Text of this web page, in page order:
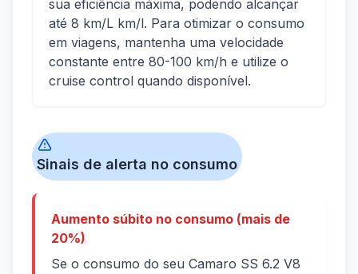
sua eficiência máxima, podendo alcançar
até 8 km/L km/l. Para otimizar o consumo
em viagens, mantenha uma velocidade
constante entre 80-100 km/h e utilize o
cruise control quando disponível.
Sinais de alerta no consumo
Aumento súbito no consumo (mais de
20%)
Se o consumo do seu Camaro SS 6.2 V8